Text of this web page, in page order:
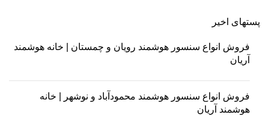
پستهای اخیر
فروش انواع سنسور هوشمند رویان و چمستان | خانه هوشمند
آریان
فروش انواع سنسور هوشمند محمودآباد و نوشهر | خانه
هوشمند آریان